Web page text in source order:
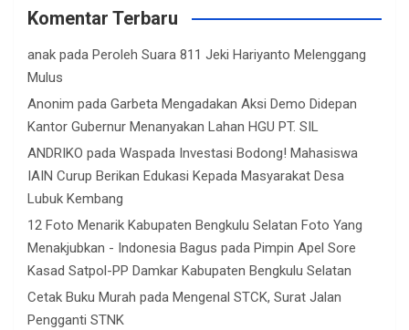
Komentar Terbaru
anak pada Peroleh Suara 811 Jeki Hariyanto Melenggang
Mulus
Anonim pada Garbeta Mengadakan Aksi Demo Didepan
Kantor Gubernur Menanyakan Lahan HGU PT. SIL
ANDRIKO pada Waspada Investasi Bodong! Mahasiswa
IAIN Curup Berikan Edukasi Kepada Masyarakat Desa
Lubuk Kembang
12 Foto Menarik Kabupaten Bengkulu Selatan Foto Yang
Menakjubkan - Indonesia Bagus pada Pimpin Apel Sore
Kasad Satpol-PP Damkar Kabupaten Bengkulu Selatan
Cetak Buku Murah pada Mengenal STCK, Surat Jalan
Pengganti STNK